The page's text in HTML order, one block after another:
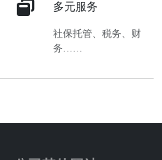
多元服务
社保托管、税务、财
务……